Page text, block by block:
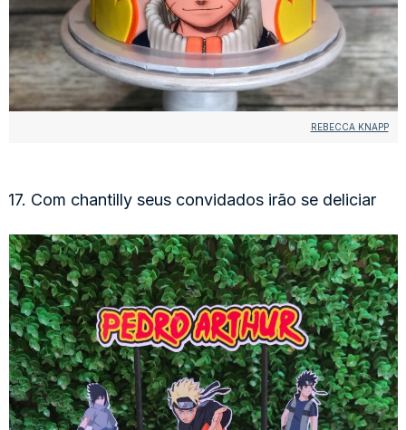
REBECCA KNAPP
17. Com chantilly seus convidados irão se deliciar